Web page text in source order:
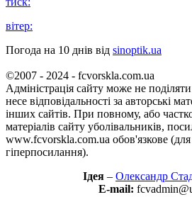
вітер:
Погода на 10 днів від sinoptik.ua
©2007 - 2024 - fcvorskla.com.ua
Адміністрація сайту може не
несе відповідальності за авторські
інших сайтів. При повному, або
матеріалів сайту уболівальників,
www.fcvorskla.com.ua обов'язкове (для
гіперпосилання).
Ідея – Олександр
E-mail: